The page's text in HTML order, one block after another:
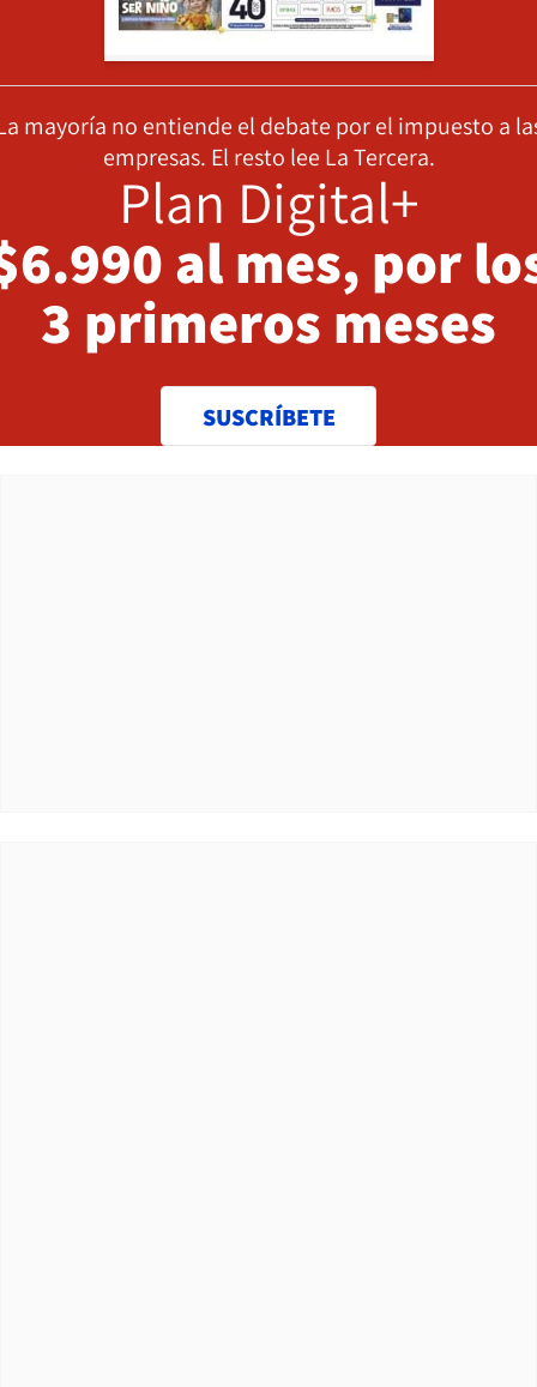
mayoría no entiende el debate por el impuesto a
empresas. El resto lee La Tercera.
Plan Digital+
al mes, por
3 primeros meses
SUSCRÍBETE